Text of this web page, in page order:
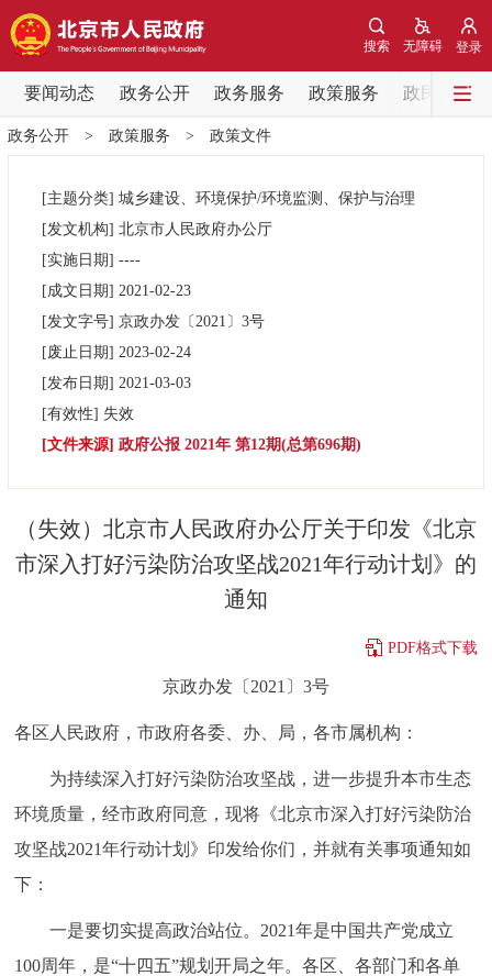
登录
无障碍
搜索
要闻动态 政务公开 政务服务 政策服务 政民互动
要闻动态
党中央精神 国务院信息
北京要闻 会议信息 部门动态
政务公开
市领导
政策兑现 政策解读
决策公开 专题公开
政务服务
利企服务
政民互动
参与调查 在线访谈 图说互动
政务公开> 政策服务 > 政策文件
[主题分类] 城乡建设、环境保护/环境监测、保护与治理
[发文机构] 北京市人民政府办公厅
[实施日期] ----
[成文日期] 2021-02-23
[发文字号] 京政办发〔2021〕 3号
[废止日期] 2023-02-24
[发布日期] 2021-03-03
[有效性] 失效
[文件来源] 政府公报 2021年 第12期(总第696期)
（失效）北京市人民政府办公厅关于印发《北京
市深入打好污染防治攻坚战2021年行动计划》的
通知
PDF格式下载
京政办发〔2021〕3号
各区人民政府，市政府各委、办、局，各市属机构：
为持续深入打好污染防治攻坚战，进一步提升本市生态
环境质量，经市政府同意，现将《北京市深入打好污染防治
攻坚战2021年行动计划》印发给你们，并就有关事项通知如
下：
一是要切实提高政治站位。2021年是中国共产党成立
100周年，是“十四五”规划开局之年。各区、各部门和各单